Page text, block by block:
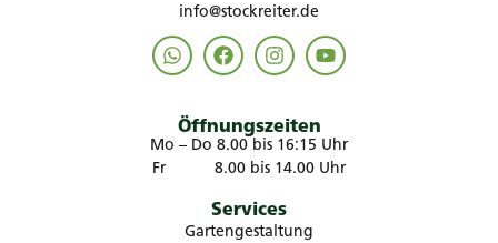
info@stockreiter.de
Öffnungszeiten
Mo – Do 8.00 bis 16:15 Uhr
Fr 8.00 bis 14.00 Uhr
Services
Gartengestaltung